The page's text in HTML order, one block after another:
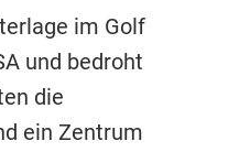
im Golf
und bedroht
die
ein Zentrum